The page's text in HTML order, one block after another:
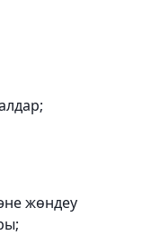
жөндеу